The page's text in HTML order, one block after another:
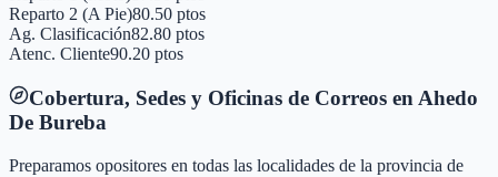
Reparto 2 (A Pie)80.50 ptos
Ag. Clasificación82.80 ptos
Atenc. Cliente90.20 ptos
Cobertura, Sedes y Oficinas de Correos en Ahedo
De Bureba
Preparamos opositores en todas las localidades de la provincia de